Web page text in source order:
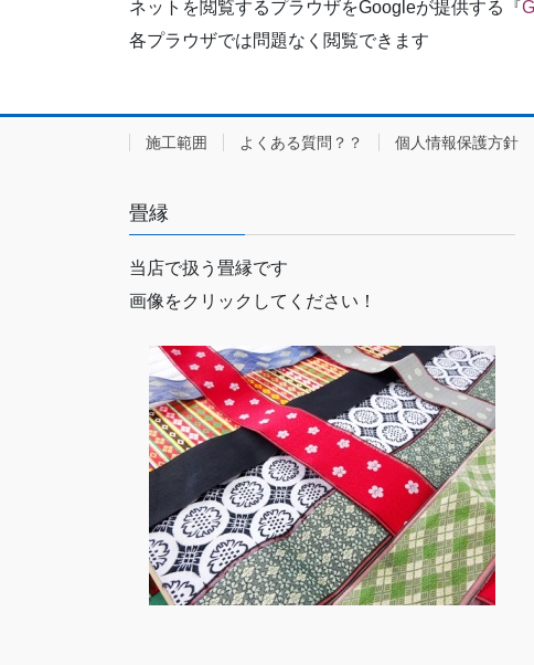
ネットを閲覧するプラウザをGoogleが提供する『
各プラウザでは問題なく閲覧できます
施工範囲 よくある質問？？ 個人情報保護方針
畳縁
当店で扱う畳縁です
画像をクリックしてください！